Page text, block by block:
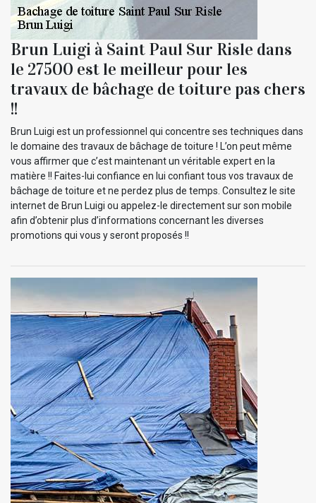
Brun Luigi à Saint Paul Sur Risle dans
le 27500 est le meilleur pour les
travaux de bâchage de toiture pas chers
!!
Brun Luigi est un professionnel qui concentre ses techniques dans
le domaine des travaux de bâchage de toiture ! L’on peut même
vous affirmer que c’est maintenant un véritable expert en la
matière !! Faites-lui confiance en lui confiant tous vos travaux de
bâchage de toiture et ne perdez plus de temps. Consultez le site
internet de Brun Luigi ou appelez-le directement sur son mobile
afin d’obtenir plus d’informations concernant les diverses
promotions qui vous y seront proposés !!